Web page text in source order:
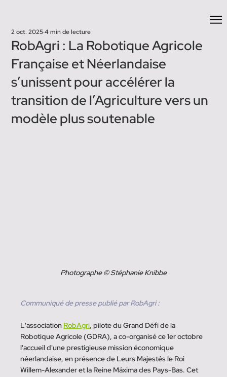
RobAgri : La Robotique Agricole
Française et Néerlandaise
s’unissent pour accélérer la
transition de l’Agriculture vers un
modèle plus soutenable
2 oct. 20254 min de lecture
Photographe © Stéphanie Knibbe
Communiqué de presse publié par RobAgri :
L'association RobAgri, pilote du Grand Défi de la
Robotique Agricole (GDRA), a co-organisé ce 1er octobre
l'accueil d'une prestigieuse mission économique
néerlandaise, en présence de Leurs Majestés le Roi
Willem-Alexander et la Reine Máxima des Pays-Bas. Cet